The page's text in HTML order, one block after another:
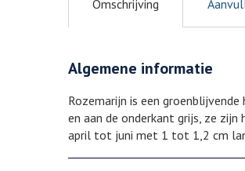
Omschrijving
Algemene informatie
Rozemarijn is een
en aan de onderkant grijs, ze
april tot juni met 1 tot 1,2 cm